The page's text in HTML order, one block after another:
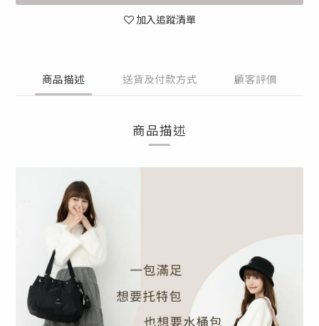
加入追蹤清單
商品描述 送貨及付款方式 顧客評價
商品描述